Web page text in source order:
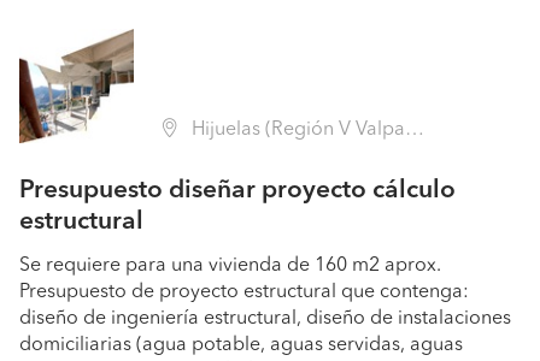
Hijuelas (Región V Valparaíso - Quillota)
Presupuesto diseñar proyecto cálculo
estructural
Se requiere para una vivienda de 160 m2 aprox.
Presupuesto de proyecto estructural que contenga:
diseño de ingeniería estructural, diseño de instalaciones
domiciliarias (agua potable, aguas servidas, aguas